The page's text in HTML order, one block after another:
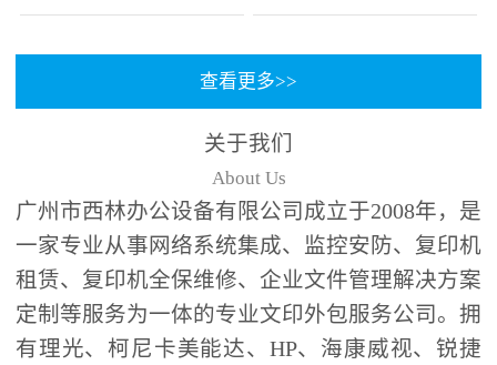
查看更多>>
关于我们
About Us
广州市西林办公设备有限公司成立于2008年，是
一家专业从事网络系统集成、监控安防、复印机
租赁、复印机全保维修、企业文件管理解决方案
定制等服务为一体的专业文印外包服务公司。拥
有理光、柯尼卡美能达、HP、海康威视、锐捷